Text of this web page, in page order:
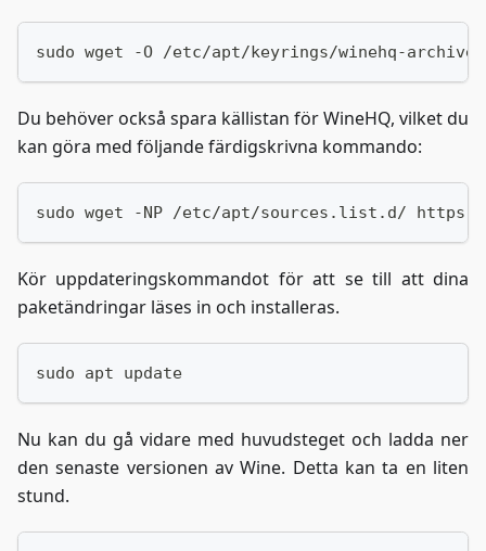
sudo wget -O /etc/apt/keyrings/winehq-
Du behöver också spara källistan för WineHQ, vilket du
kan göra med följande färdigskrivna kommando:
sudo wget -NP /etc/apt/sources.list.d/
Kör uppdateringskommandot för att se till att dina
paketändringar läses in och installeras.
sudo apt update
Nu kan du gå vidare med huvudsteget och ladda ner
den senaste versionen av Wine. Detta kan ta en liten
stund.